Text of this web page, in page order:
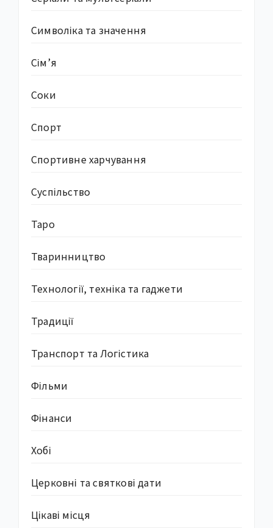
Символіка та значення
Сім’я
Соки
Спорт
Спортивне харчування
Суcпільство
Таро
Тваринництво
Технології, техніка та гаджети
Традиції
Транспорт та Логістика
Фільми
Фінанси
Хобі
Церковні та святкові дати
Цікаві місця